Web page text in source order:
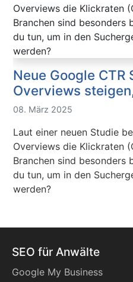
Neue Google CTR
Overviews
08. März 2025
Laut einer neuen Studie
Overviews die Klickraten
Branchen sind besonders
du tun, um in den
werden?
SEO für Anwälte
Google My Business